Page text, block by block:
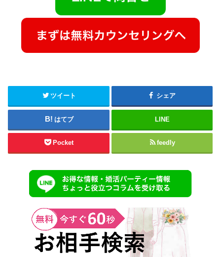
ツイート シェア
はてブ LINE
Pocket feedly